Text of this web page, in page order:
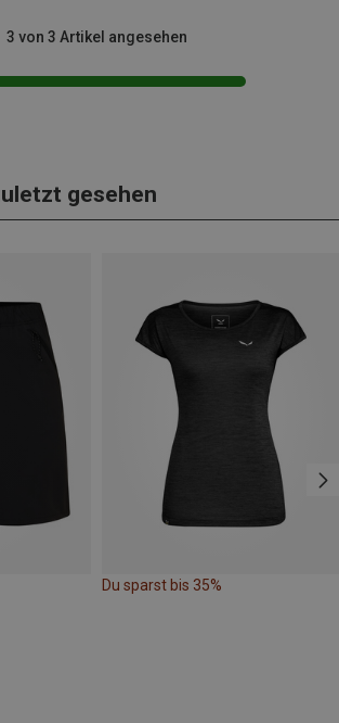
3 von 3 Artikel angesehen
gesehen
Du sparst bis 35%